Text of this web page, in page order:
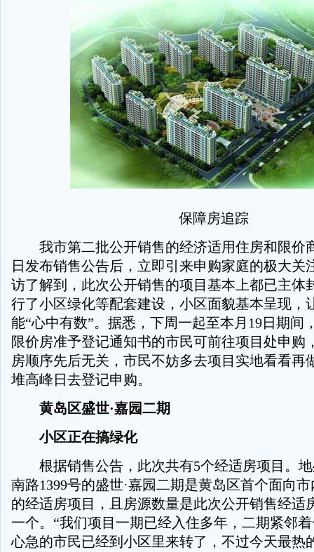
保障房追踪
我市第二批公开销售的经济适用住房和限价
日发布销售公告后，立即引来申购家庭的极大关
访了解到，此次公开销售的项目基本上都已主体
行了小区绿化等配套建设，小区面貌基本呈现，
能“心中有数”。据悉，下周一起至本月19日期间
限价房准予登记通知书的市民可前往项目处申购
房顺序先后无关，市民不妨多去项目实地看看再
堆高峰日去登记申购。
黄岛区盛世·嘉园二期
小区正在搞绿化
根据销售公告，此次共有5个经适房项目。地
南路1399号的盛世·嘉园二期是黄岛区首个面向
的经适房项目，且房源数量是此次公开销售经适
一个。“我们项目一期已经入住多年，二期紧邻
心急的市民已经到小区里来转了，不过今天最热